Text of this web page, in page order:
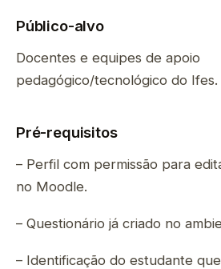
Público-alvo
Docentes e equipes de apoio
pedagógico/tecnológico do Ifes.
Pré-requisitos
– Perfil com permissão para
no Moodle.
– Questionário já criado no
– Identificação do estudante